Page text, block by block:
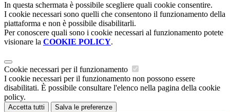
In questa schermata è possibile scegliere quali cookie consentire.
I cookie necessari sono quelli che consentono il funzionamento della
piattaforma e non è possibile disabilitarli.
Per conoscere quali sono i cookie necessari al funzionamento potete
visionare la COOKIE POLICY.
Cookie necessari per il funzionamento
I cookie necessari per il funzionamento non possono essere
disabilitati. È possibile consultare l'elenco nella pagina della cookie
policy.
Accetta tutti Salva le preferenze